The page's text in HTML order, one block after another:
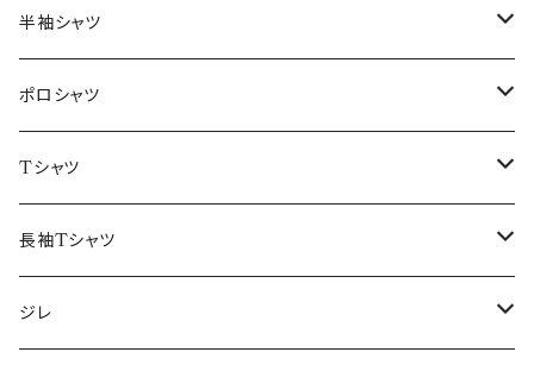
46/M
48/L
50/XL～
～44/S
46/M
48/L
50/XL～
半袖シャツ
～44/S
46/M
48/L
50/XL～
ポロシャツ
～44/S
46/M
48/L
Tシャツ
～44/S
46/M
長袖Tシャツ
～44/S
ジレ